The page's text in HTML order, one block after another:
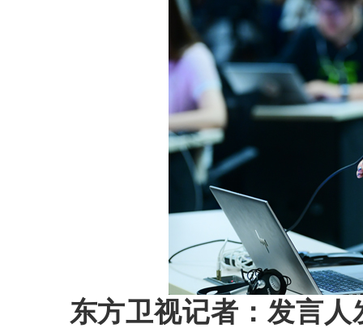
东方卫视记者：发言